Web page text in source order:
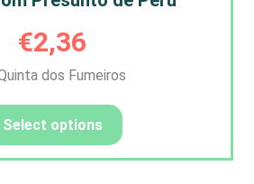
€2,36
dos Fumeiros
Select options